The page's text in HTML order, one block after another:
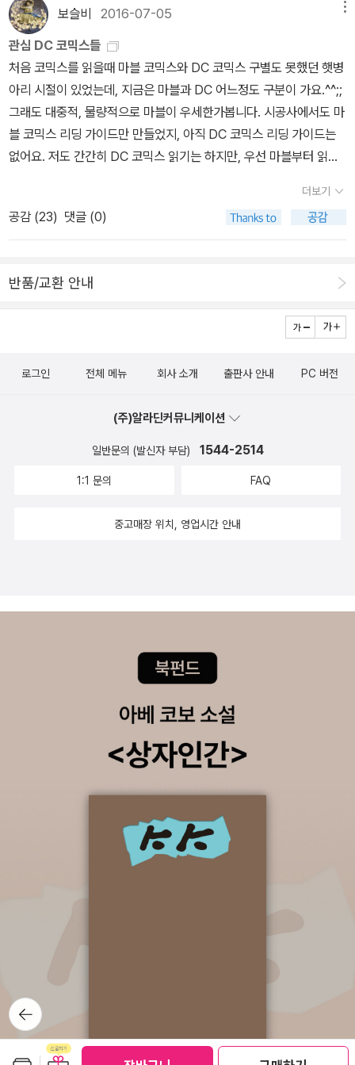
참고용이지만, 세미콜론 출판작은 절판된 상태인지라, 시공사의 뉴5
2 배트맨 시리즈가 국내에 출간된 최신판 배트맨입니다.위에 소개된
배트맨 시리즈는 다 읽긴했네요^^배트맨이 베인에게 허리 부러지는
건 영화에서도 나왔던 장면이죠.닐 게이먼 지음, 최세민 옮김, 앤디 쿠
버트 그림 / 세미콜론 / 2012년 7월닐 게이먼이 참여했다는것만으로
도 소장가치가 있는 배트맨이예요. 새로운 배트맨의 시대를 열어야하
는만큼 배트맨의 장례식은 필요했었습니다.배트맨의 장례식에 참석
하는 빌런들.... 그의 친구가 아닌 악당들이 그의 죽음을 애도가 아닌
확인하기 위해 참석하는거겠지요. 자세히 살펴보며 아는 캐릭터들 찾
아보는것도 쏠쏠한 재미. 스콧 스나이더 외 지음, 김동욱 옮김 / 세미
부정. 제프 로브.팀 세일 지음, 최세민 옮김 / 세미콜론 / 2012년 6월
있어요. 할리퀸이 인기있기전에는 배트맨하면 캣우먼이었는데...^^
사진 찍어둔것 같은데 못찾아서 나중에 찾으면 추가예정. 짐 크루거
지음, 알렉스 로스 채색, / 시공사(만화) / 2008년 6월뉴52전의 슈
한눈에 볼수 있는 재미.DC에서 새로운 세계관을 정립하기 위해 마련
만, 바로 뉴52로 읽으신다면 머리아프게 읽지 않아도 되요. 난이도가
높은 이벤트로 DC 매니아라면 놓치기 싫은 이벤트이기도 하지요.마
2년 8월멀티 우주의 충돌 이규원 옮김, 아이반 라이스 외 그림, 제프
합니다. 기본 DC 캐릭터를 이해하지 못하면 이 시리즈가 대단하게
배트맨의 새로운시작 (뉴52)시리즈입니다.배트맨과 로빈들...고담이
타락하게 된 이유인 '올빼미의 법정 멤버들' 개인적으로 세미콜론표지
로운 시대는 혼돈그자체로빈을 잃고 애도하는 배트맨 (이번시리즈에
어떻게 로빈을 잃은지에 대해서는 나오지 않아요. 또 다른 이슈와 연
결된 부분)슈퍼히어로들이 조커의 독에 중독되었는데, 슈퍼맨의 조커
으려합니다. 알프레드는 고담의 행복보다 브루스의 행복을 더 바라
고...다시 태어난 배트맨그랜트 모리슨 글, 앤디 쿠버트 외 그림, 임태
지 않는것이 이상하지요. 서로 추구하는 방식은 다르지만, 정의를 위
해 살아가는것은 같아요.슈퍼맨과 배트맨의 어린시절, 잠깐 스쳤던
인연. 톰 테일러 지음, 임태현 옮김, 제레미 라팍.마이크 S. 밀러 그림
보슬비 2016-07-05
관심 DC 코믹스들
처음 코믹스를 읽을때 마블 코믹스와 DC 코믹스 구별도 못했던 햇병
아리 시절이 있었는데, 지금은 마블과 DC 어느정도 구분이 가요.^^;;
그래도 대중적, 물량적으로 마블이 우세한가봅니다. 시공사에서도 마
블 코믹스 리딩 가이드만 만들었지, 아직 DC 코믹스 리딩 가이드는
없어요. 저도 간간히 DC 코믹스 읽기는 하지만, 우선 마블부터 읽고
서 페이퍼에 옮겼어요. DC에서 가장 대표적인 캐릭터는 슈퍼맨과 배
트맨입니다. 둘다 히어로이지만, 슈퍼맨은 바른생활 사나이, 배트맨
은 우울한 환자 같은 이미지가 있어요. ㅋㅋ 저 역시 슈퍼맨과 배트맨
크로스 오버쪽도 재미있어 보입니다. 슈퍼맨 - 슈퍼맨 캐릭터는 많
았네요. 오히려 크로스 오버 작품에 많이 등장합니다. 원더
맨 영화 좋아해서 시리즈 모으고 있는데, 더 밀리기전에 읽어야지...하
론에서 출간하더니 최근에 시공사로 저작권이 넘어갔나봅니다. 세미
콜론에서 출간할때는 엽서 이벤트가 있었는데, 시공사로 가면서 엽서
선'을 읽고 알았어요. 영화도 안봐서 솔직히 어떤 캐릭터인지는 잘 몰
스페셜이라는데, 우리는 만우절에 출간되지도 않았어요. ㅋㅋ 할리
비는 따로 없네... 배트맨은 캐릭터뿐만 아니라 '고담'이라는 장소
그린 애로우 슈퍼맨의 숙적 루터 캡틴 마블 - 표지만 봤을때는, 슈퍼
등장하는 캐릭터들을 이해하는데 도움이 되는 책이예요.d
더보기
공감 (23) 댓글 (0)
반품/교환 안내
뒤로가
기
로그인 전체 메뉴 회사 소개 출판사 안내 PC 버전
(주)알라딘커뮤니케이션
일반문의 (발신자 부담) 1544-2514
1:1 문의 FAQ
중고매장 위치, 영업시간 안내